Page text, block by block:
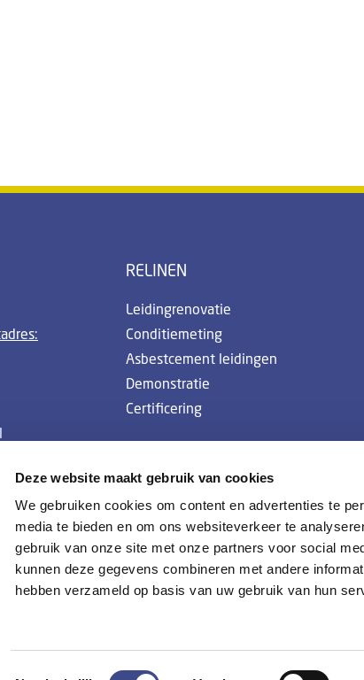
Deze website maakt gebruik van cookies
We gebruiken cookies om content en advertenties te
media te bieden en om ons websiteverkeer te
gebruik van onze site met onze partners voor social
kunnen deze gegevens combineren met andere
hebben verzameld op basis van uw gebruik van hun
Toestemmingsselectie
RELINEN
Leidingrenovatie
Conditiemeting
Asbestcement leidingen
Demonstratie
Certificering